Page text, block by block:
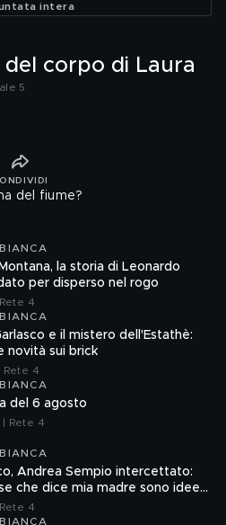
intera
del corpo di Laura
5
del fiume?
la storia di Leonardo
per disperso nel rogo
4
e il mistero dell'Estathè:
novità sui brick
Rete 4
del 6 agosto
Rete 4
Andrea Sempio intercettato:
che dice mia madre sono idee
4